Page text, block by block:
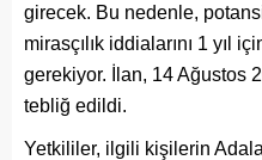
girecek. Bu nedenle,
mirasçılık iddialarını 1 yıl
gerekiyor. İlan, 14 Ağustos
tebliğ edildi.
Yetkililer, ilgili kişilerin